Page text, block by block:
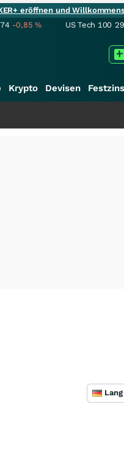
eröffnen und
-0,85% US Tech 100
Krypto Devisen Festzins